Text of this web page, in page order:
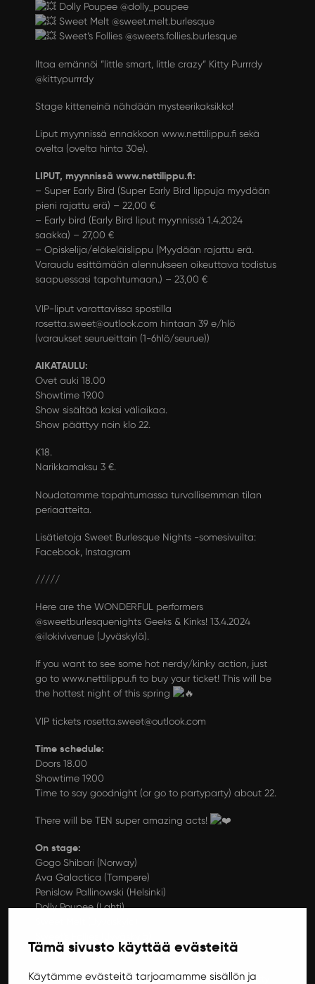
Tämä sivusto käyttää evästeitä
Käytämme evästeitä tarjoamamme sisällön ja
Dolly Poupee @dolly_poupee
Sweet Melt @sweet.melt.burlesque
Sweet’s Follies @sweets.follies.burlesque
Iltaa emännöi ”little smart, little crazy” Kitty Purrrdy
@kittypurrrdy
Stage kitteneinä nähdään mysteerikaksikko!
Liput myynnissä ennakkoon www.nettilippu.fisekä
ovelta (ovelta hinta 30e).
LIPUT, myynnissä www.nettilippu.fi:
– Super Early Bird (Super Early Bird lippuja myydään
pieni rajattu erä) – 22,00 €
– Early bird (Early Bird liput myynnissä 1.4.2024
saakka) – 27,00 €
– Opiskelija/eläkeläislippu (Myydään rajattu erä.
Varaudu esittämään alennukseen oikeuttava todistus
saapuessasi tapahtumaan.) – 23,00 €
VIP-liput varattavissa spostilla
rosetta.sweet@outlook.com hintaan 39 e/hlö
(varaukset seurueittain (1-6hlö/seurue))
AIKATAULU:
Ovet auki 18.00
Showtime 19.00
Show sisältää kaksi väliaikaa.
Show päättyy noin klo 22.
K18.
Narikkamaksu 3 €.
Noudatamme tapahtumassa turvallisemman tilan
periaatteita.
Lisätietoja Sweet Burlesque Nights -somesivuilta:
Facebook Instagram
/////
Here are the WONDERFUL performers
@sweetburlesquenightsGeeks & Kinks! 13.4.2024
@ilokivivenue(Jyväskylä).
If you want to see some hot nerdy/kinky action, just
go to www.nettilippu.fito buy your ticket! This will be
the hottest night of this spring
VIP tickets rosetta.sweet@outlook.com
Time schedule:
Doors 18.00
Showtime 19.00
Time to say goodnight (or go to partyparty) about 22.
There will be TEN super amazing acts!
On stage:
Gogo Shibari (Norway)
Ava Galactica (Tampere)
Penislow Pallinowski (Helsinki)
Dolly Poupee (Lahti)
Rosetta Sweet (Jyväskylä)
MC: My dear friend, Jyväskylä’s hottest catlady Kitty